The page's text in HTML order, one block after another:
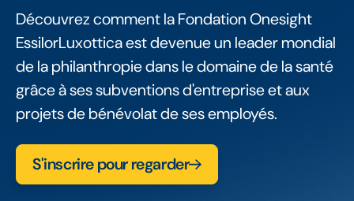
Découvrez comment la Fondation Onesight
EssilorLuxottica est devenue un leader mondial
de la philanthropie dans le domaine de la santé
grâce à ses subventions d'entreprise et aux
projets de bénévolat de ses employés.
S'inscrire pour regarder